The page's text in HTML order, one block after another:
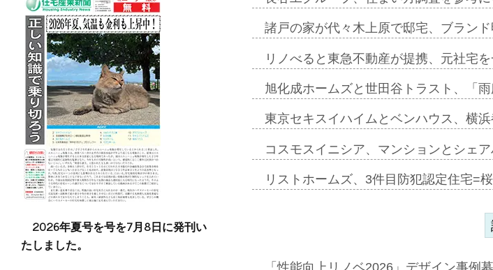
諸戸の家が代々木上原で邸宅、ブラン
リノべると東急不動産が提携、元社宅
旭化成ホームズと世田谷トラスト、「
東京セキスイハイムとベンハウス、横
コスモスイニシア、マンションとシェ
リストホームズ、3件目防犯認定住宅=
「性能向上リノベ2026」デザイン事例
2026年夏号を号を7月8日に発刊い
たしました。